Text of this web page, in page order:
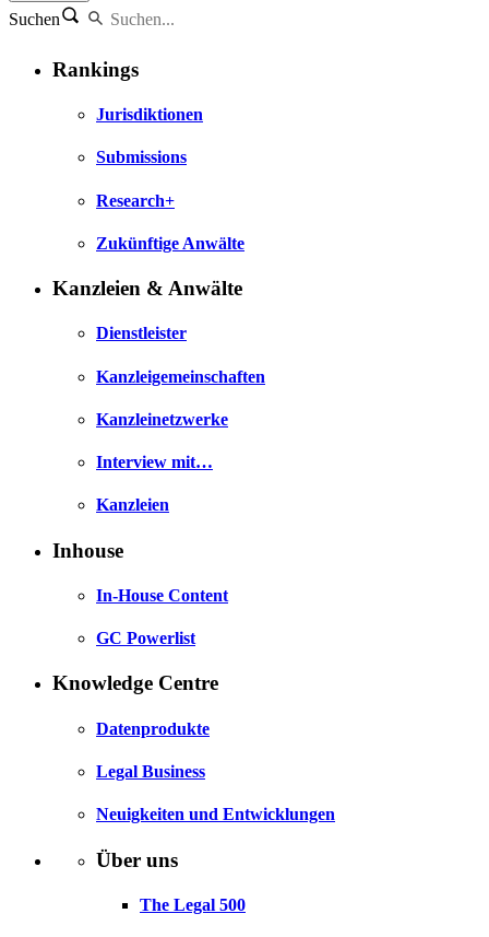
Suchen
Rankings
Jurisdiktionen
Submissions
Research+
Zukünftige Anwälte
Kanzleien & Anwälte
Dienstleister
Kanzleigemeinschaften
Kanzleinetzwerke
Interview mit…
Kanzleien
Inhouse
In-House Content
GC Powerlist
Knowledge Centre
Datenprodukte
Legal Business
Neuigkeiten und Entwicklungen
Über uns
The Legal 500